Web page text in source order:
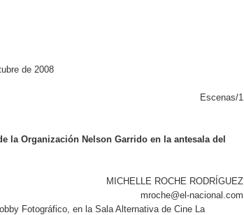
de 2008
Escenas/1
la Organización Nelson Garrido en la antesala del
MICHELLE ROCHE RODRÍGUEZ
mroche@el-nacional.com
Fotográfico, en la Sala Alternativa de Cine La